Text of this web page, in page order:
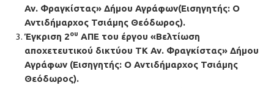
Αν. Φραγκίστας» Δήμου Αγράφων(Εισηγητής: Ο
Αντιδήμαρχος Τσιάμης Θεόδωρος).
Έγκριση 2ου ΑΠΕ του έργου «Βελτίωση
αποχετευτικού δικτύου ΤΚ Αν. Φραγκίστας» Δήμου
Αγράφων (Εισηγητής: Ο Αντιδήμαρχος Τσιάμης
Θεόδωρος).